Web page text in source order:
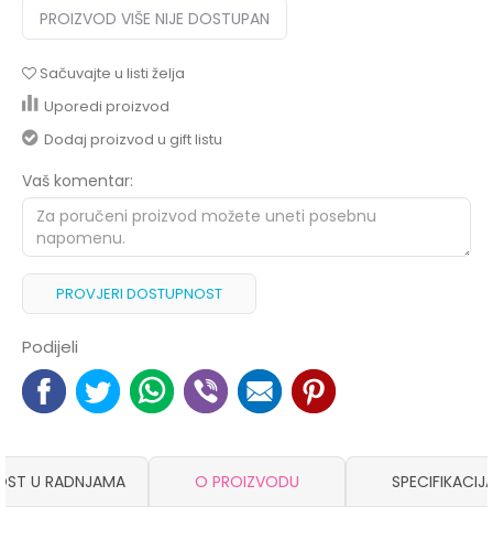
PROIZVOD VIŠE NIJE DOSTUPAN
Sačuvajte u listi želja
Uporedi proizvod
Dodaj proizvod u gift listu
Vaš komentar:
PROVJERI DOSTUPNOST
Podijeli
U RADNJAMA O PROIZVODU